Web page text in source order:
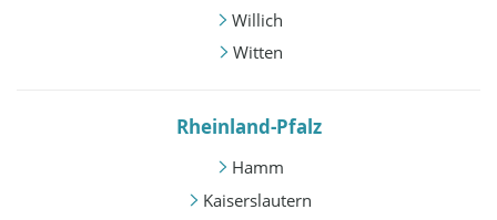
Willich
Witten
Rheinland-Pfalz
Hamm
Kaiserslautern